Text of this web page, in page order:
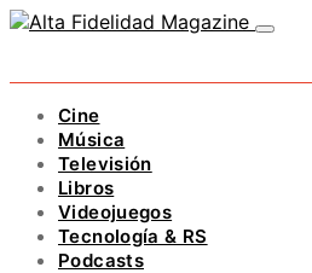
Cine
Música
Televisión
Libros
Videojuegos
Tecnología & RS
Podcasts